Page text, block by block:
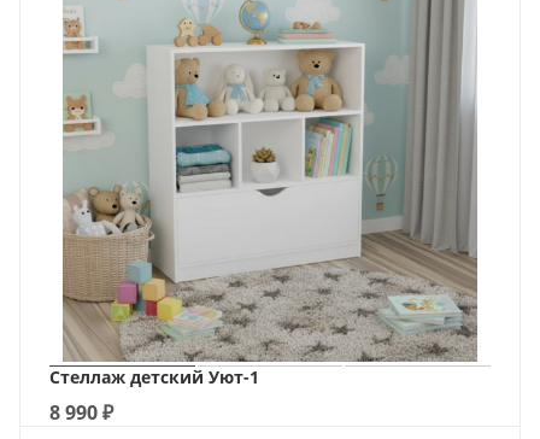
Стеллаж детский Уют-1
8 990₽